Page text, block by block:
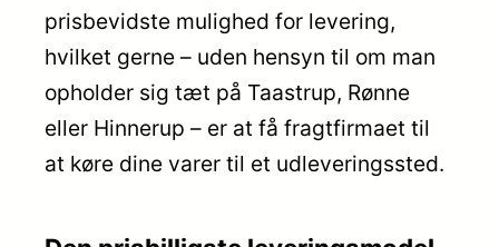
prisbevidste mulighed for levering,
hvilket gerne – uden hensyn til om man
opholder sig tæt på Taastrup, Rønne
eller Hinnerup – er at få fragtfirmaet til
at køre dine varer til et udleveringssted.